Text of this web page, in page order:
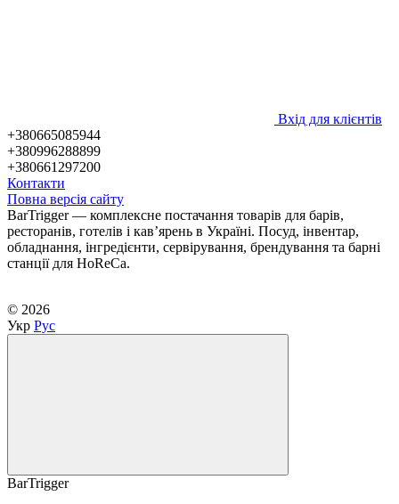
Вхід для клієнтів
+380665085944
+380996288899
+380661297200
Контакти
Повна версія сайту
BarTrigger — комплексне постачання товарів для барів,
ресторанів, готелів і кав’ярень в Україні. Посуд, інвентар,
обладнання, інгредієнти, сервірування, брендування та барні
станції для HoReCa.
© 2026
Укр Рус
BarTrigger